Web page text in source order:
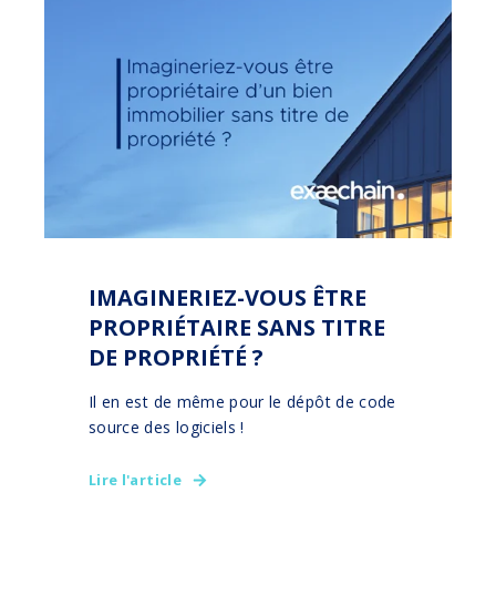
IMAGINERIEZ-VOUS ÊTRE
PROPRIÉTAIRE SANS TITRE
DE PROPRIÉTÉ ?
Il en est de même pour le dépôt de code
source des logiciels !
Lire l'article